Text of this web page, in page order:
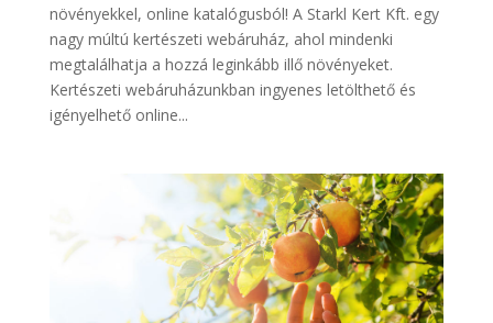
növényekkel, online katalógusból! A Starkl Kert Kft. egy
nagy múltú kertészeti webáruház, ahol mindenki
megtalálhatja a hozzá leginkább illő növényeket.
Kertészeti webáruházunkban ingyenes letölthető és
igényelhető online...